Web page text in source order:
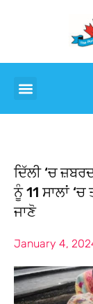
ਦਿੱਲੀ ‘ਚ
ਨੂੰ 11 ਸਾਲਾਂ
ਜਾਣੋ
January 4,